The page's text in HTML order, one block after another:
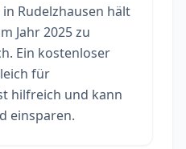
Rudelzhausen hält
Jahr 2025 zu
Ein kostenloser
für
hilfreich und kann
einsparen.